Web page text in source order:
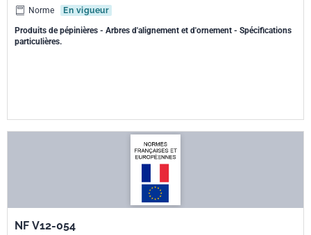
Norme
En vigueur
Produits de pépinières - Arbres d'alignement et d'ornement - Spécifications
particulières.
NF V12-054